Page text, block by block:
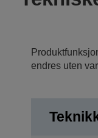
endres uten